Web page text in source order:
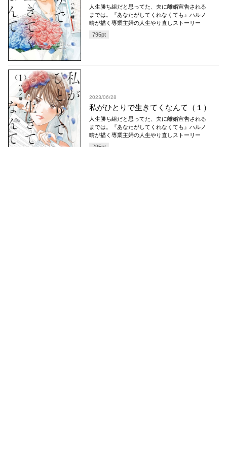
人生勝ち組だと思ってた、夫に離婚宣告される
までは。『あなたがしてくれなくても』ハルノ
晴が描く専業主婦の人生やり直しストーリー
795pt
2023/06/28
私がひとりで生きてくなんて（１）
人生勝ち組だと思ってた、夫に離婚宣告される
までは。『あなたがしてくれなくても』ハルノ
晴が描く専業主婦の人生やり直しストーリー
795pt